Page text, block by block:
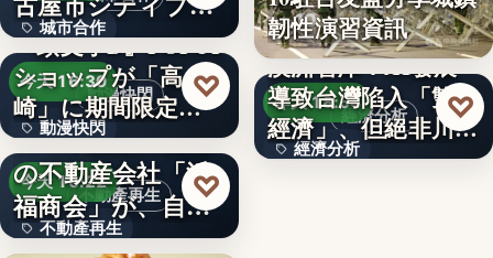
城市合作
文字
モーシ…
動漫快閃
今天 16:30
動漫快閃
366
『頭文字D』POPUP
ショップが「高
崎」に期間限定で
登場…
♡
不動產再生
今天 16:22
不動產再生
1970年創業の長崎
の不動産会社「浜
福商会」が、自ら
再生…
♡
10
韌性演習資訊
經濟分析
昨天 18:54
經濟分析
澳洲智庫：AI發展
導致台灣陷入「雙速
經濟」、但絕非川普
所…
♡